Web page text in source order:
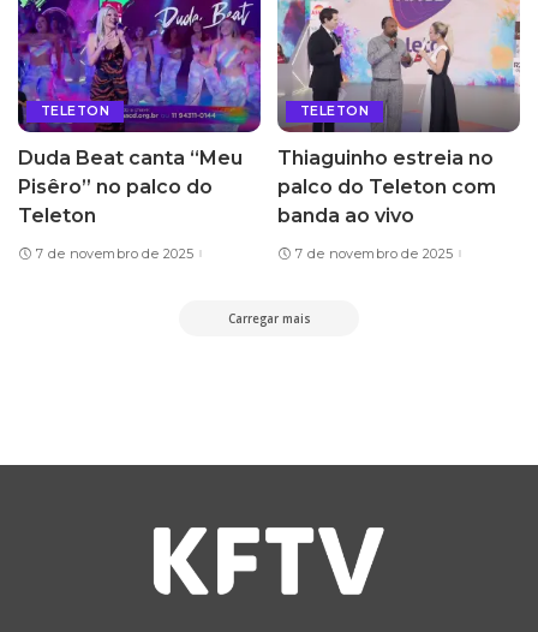
TELETON
Duda Beat canta “Meu
Pisêro” no palco do
Teleton
7 de novembro de 2025
TELETON
Thiaguinho estreia no
palco do Teleton com
banda ao vivo
7 de novembro de 2025
Carregar mais